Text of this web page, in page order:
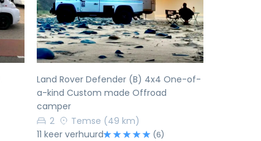
Volgende Vorige Volgende
Land Rover Defender (B) 4x4 One-of-
a-kind Custom made Offroad
camper
2
Temse (49 km)
11 keer verhuurd
(6)